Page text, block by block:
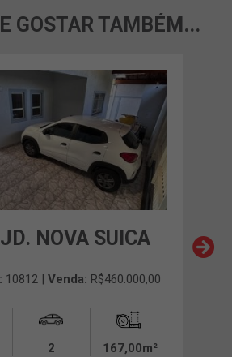
GOSTAR TAMBÉM...
NOVA SUICA
10812 | Venda: R$460.000,00
2 167,00m²